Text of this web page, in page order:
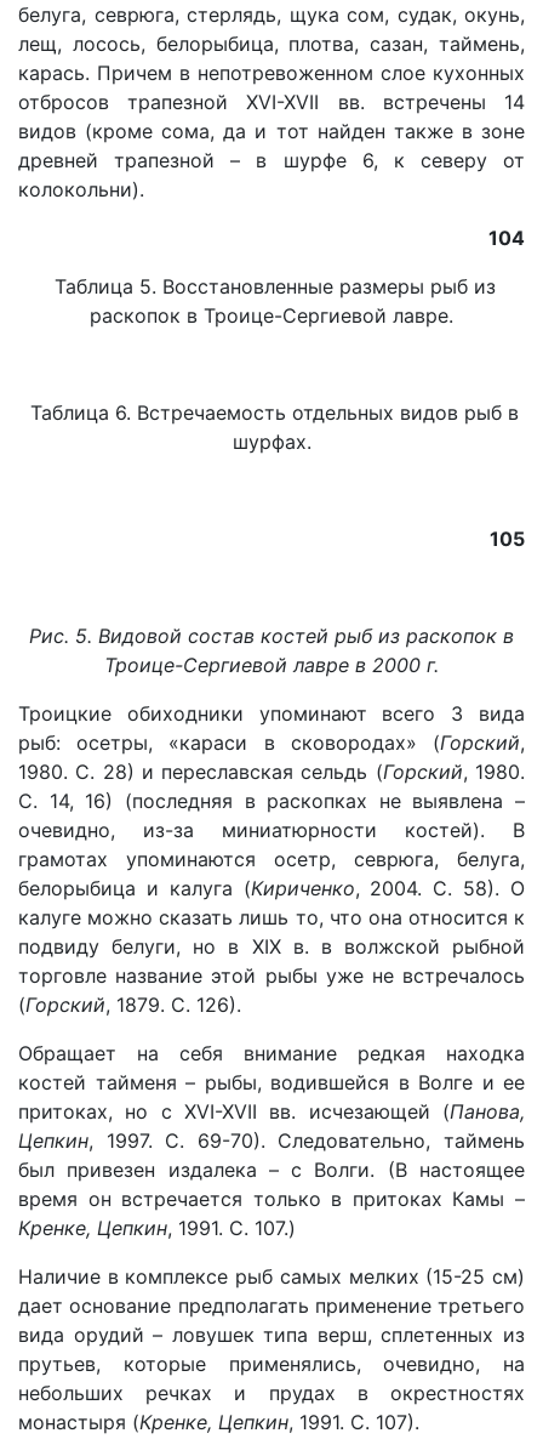
белуга, севрюга, стерлядь, щука сом, судак, окунь,
лещ, лосось, белорыбица, плотва, сазан, таймень,
карась. Причем в непотревоженном слое кухонных
отбросов трапезной XVI-XVII вв. встречены 14
видов (кроме сома, да и тот найден также в зоне
древней трапезной – в шурфе 6, к северу от
колокольни).
104
Таблица 5. Восстановленные размеры рыб из
раскопок в Троице-Сергиевой лавре.
Таблица 6. Встречаемость отдельных видов рыб в
шурфах.
105
Рис. 5. Видовой состав костей рыб из раскопок в
Троице-Сергиевой лавре в 2000 г.
Троицкие обиходники упоминают всего 3 вида
рыб: осетры, «караси в сковородах» (Горский,
1980. С. 28) и переславская сельдь (Горский, 1980.
С. 14, 16) (последняя в раскопках не выявлена –
очевидно, из-за миниатюрности костей). В
грамотах упоминаются осетр, севрюга, белуга,
белорыбица и калуга (Кириченко, 2004. С. 58). О
калуге можно сказать лишь то, что она относится к
подвиду белуги, но в XIX в. в волжской рыбной
торговле название этой рыбы уже не встречалось
(Горский, 1879. С. 126).
Обращает на себя внимание редкая находка
костей тайменя – рыбы, водившейся в Волге и ее
притоках, но с XVI-XVII вв. исчезающей (Панова,
Цепкин, 1997. С. 69-70). Следовательно, таймень
был привезен издалека – с Волги. (В настоящее
время он встречается только в притоках Камы –
Кренке, Цепкин, 1991. С. 107.)
Наличие в комплексе рыб самых мелких (15-25 см)
дает основание предполагать применение третьего
вида орудий – ловушек типа верш, сплетенных из
прутьев, которые применялись, очевидно, на
небольших речках и прудах в окрестностях
монастыря (Кренке, Цепкин, 1991. С. 107).